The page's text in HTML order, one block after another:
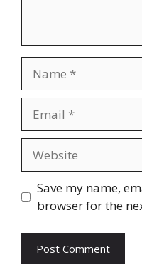
Save my name,
browser for the